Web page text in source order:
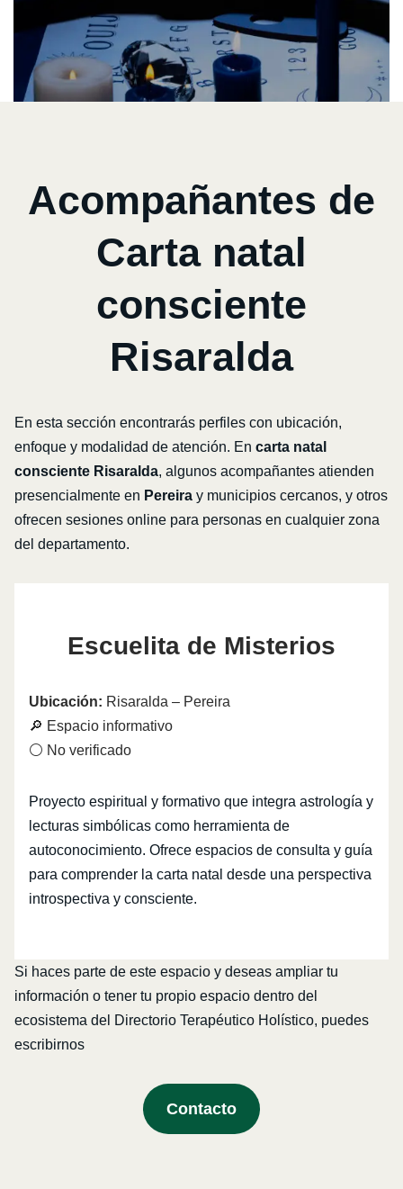
Acompañantes de
Carta natal
consciente
Risaralda
En esta sección encontrarás perfiles con ubicación,
enfoque y modalidad de atención. En carta natal
consciente Risaralda, algunos acompañantes atienden
presencialmente en Pereira y municipios cercanos, y otros
ofrecen sesiones online para personas en cualquier zona
del departamento.
Escuelita de Misterios
Ubicación: Risaralda – Pereira
🔎 Espacio informativo
⚪ No verificado
Proyecto espiritual y formativo que integra astrología y
lecturas simbólicas como herramienta de
autoconocimiento. Ofrece espacios de consulta y guía
para comprender la carta natal desde una perspectiva
introspectiva y consciente.
Si haces parte de este espacio y deseas ampliar tu
información o tener tu propio espacio dentro del
ecosistema del Directorio Terapéutico Holístico, puedes
escribirnos
Contacto